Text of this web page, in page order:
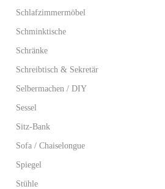
Schlafzimmermöbel
Schminktische
Schränke
Schreibtisch & Sekretär
Selbermachen / DIY
Sessel
Sitz-Bank
Sofa / Chaiselongue
Spiegel
Stühle